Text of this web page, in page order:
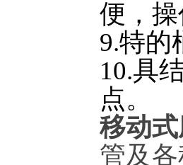
便，
9.特的
10.具
点。
移动
管及